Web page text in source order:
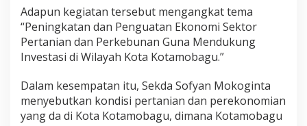
u
n
a
n
Adapun kegiatan tersebut mengangkat tema
“Peningkatan dan Penguatan Ekonomi Sektor
Pertanian dan Perkebunan Guna Mendukung
Investasi di Wilayah Kota Kotamobagu.”
Dalam kesempatan itu, Sekda Sofyan Mokoginta
menyebutkan kondisi pertanian dan perekonomian
yang da di Kota Kotamobagu, dimana Kotamobagu